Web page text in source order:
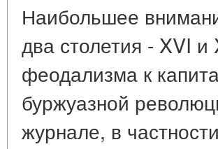
Наибольшее
два столетия - XVI
феодализма к
буржуазной
журнале, в